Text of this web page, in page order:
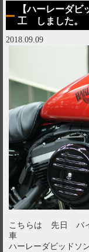
【ハーレーダ
工 しました。
2018.09.09
こちらは 先日 バイ
車
ハーレーダビッド